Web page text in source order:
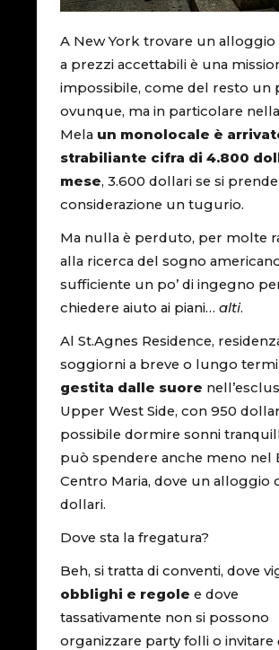
A New York trovare un alloggio
a prezzi accettabili è una
impossibile, come del resto un
ovunque, ma in particolare
Mela un monolocale è
strabiliante cifra di 4.800
mese, 3.600 dollari se si
considerazione un tugurio.
Ma nulla è perduto, per molte
alla ricerca del sogno
sufficiente un po’ di ingegno
chiedere aiuto ai piani…alti.
Al St.Agnes Residence,
soggiorni a breve o lungo
gestita dalle suore
Upper West Side, con 950
possibile dormire sonni
può spendere anche meno nel
Centro Maria, dove un alloggio
dollari.
Dove sta la fregatura?
Beh, si tratta di conventi, dove
obblighi e regole e dove
tassativamente non si possono
organizzare party folli o invitare